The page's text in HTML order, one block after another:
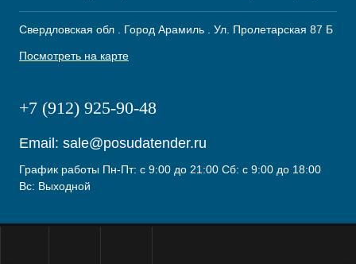
Свердловская обл . Город Арамиль . Ул. Пролетарская 87 Б
Посмотреть на карте
+7 (912) 925-90-48
Email: sale@posudatender.ru
График работы Пн-Пт: с 9:00 до 21:00 Сб: с 9:00 до 18:00
Вс: Выходной